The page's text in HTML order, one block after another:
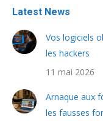
Latest News
Vos logiciels
les hackers
11 mai 2026
Arnaque aux
les fausses